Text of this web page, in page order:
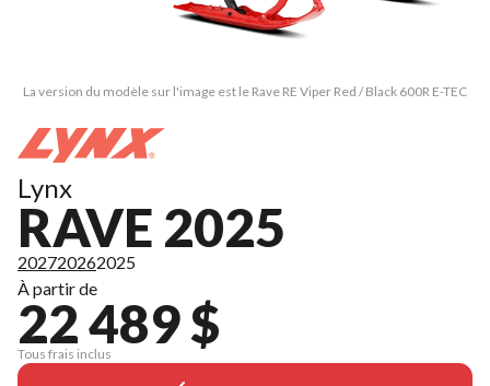
La version du modèle sur l'image est le Rave RE Viper Red / Black 600R E-TEC
Lynx
RAVE 2025
202720262025
À partir de
22 489 $
Tous frais inclus